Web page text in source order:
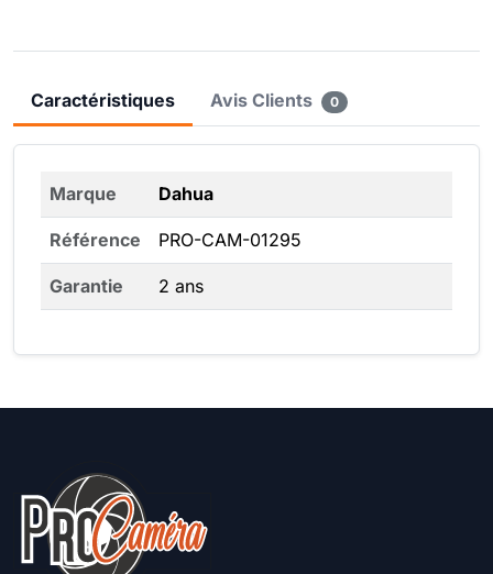
Caractéristiques Avis Clients 0
Marque Dahua
Référence PRO-CAM-01295
Garantie 2 ans